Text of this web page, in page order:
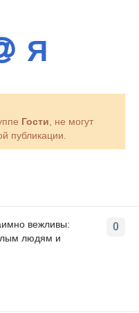
Гости , не могут
публикации.
0
вежливы:
людям и